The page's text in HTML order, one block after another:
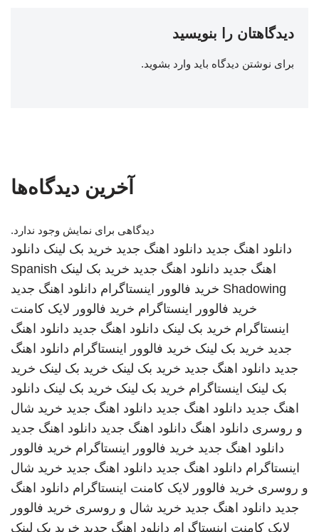
دیدگاهتان را بنویسید
برای نوشتن دیدگاه باید وارد بشوید.
آخرین دیدگاه‌ها
دیدگاهی برای نمایش وجود ندارد.
دانلود اهنگ جدید دانلود اهنگ جدید خرید بک لینک دانلود
اهنگ جدید دانلود اهنگ جدید خرید بک لینک Spanish
Shadowing خرید فالوور اینستاگرام دانلود اهنگ جدید
خرید فالوور اینستاگرام خرید فالوور لایک کامنت
اینستاگرام خرید بک لینک دانلود اهنگ جدید دانلود اهنگ
جدید خرید بک لینک خرید فالوور اینستاگرام دانلود اهنگ
جدید دانلود اهنگ جدید خرید بک لینک خرید بک لینک خرید
بک لینک اینستاگرام خرید بک لینک خرید بک لینک دانلود
اهنگ جدید دانلود اهنگ جدید دانلود اهنگ جدید خرید شال
و روسری دانلود اهنگ دانلود اهنگ جدید دانلود اهنگ جدید
دانلود اهنگ جدید خرید فالوور اینستاگرام خرید فالوور
اینستاگرام دانلود اهنگ جدید دانلود اهنگ جدید خرید شال
و روسری خرید فالوور لایک کامنت اینستاگرام دانلود اهنگ
جدید دانلود اهنگ جدید خرید شال و روسری خرید فالوور
لایک کامنت اینستاگرام دانلود اهنگ جدید خرید بک لینک